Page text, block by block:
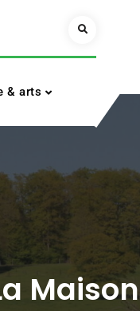
Search
& arts
Maison